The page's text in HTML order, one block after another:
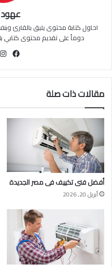
عهود
احاول كتابة محتوى يليق بالقارئ
دوماً على تقديم محتوى كتابي
مقالات ذات صلة
أفضل فنى تكييف فى مصر الجديدة
أبريل 20, 2026